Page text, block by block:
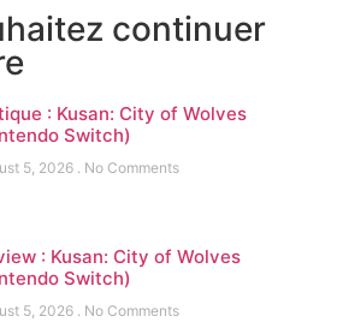
continuer
: Kusan: City of Wolves
Switch)
5, 2026 No Comments
: Kusan: City of Wolves
Switch)
5, 2026 No Comments